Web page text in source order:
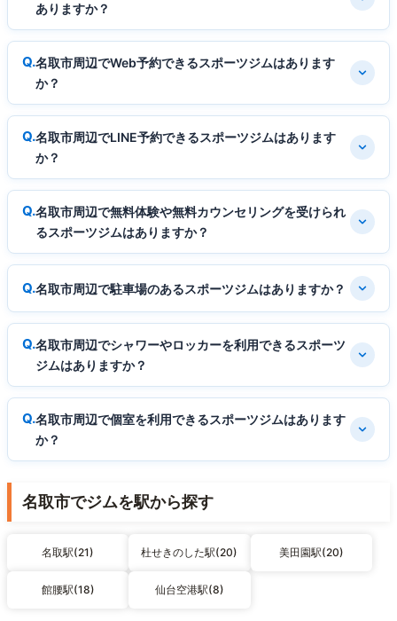
ありますか？
名取市周辺でWeb予約できるスポーツジムはあります
か？
名取市周辺でLINE予約できるスポーツジムはあります
か？
名取市周辺で無料体験や無料カウンセリングを受けられ
るスポーツジムはありますか？
名取市周辺で駐車場のあるスポーツジムはありますか？
名取市周辺でシャワーやロッカーを利用できるスポーツ
ジムはありますか？
名取市周辺で個室を利用できるスポーツジムはあります
か？
名取市でジムを駅から探す
名取駅(21) 杜せきのした駅(20) 美田園駅(20)
館腰駅(18) 仙台空港駅(8)